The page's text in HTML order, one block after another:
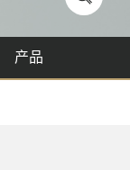
产品